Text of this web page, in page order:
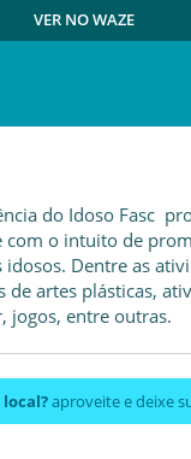
VER NO WAZE
do Idoso Fasc
com o intuito de
Dentre as
de artes plásticas,
jogos, entre outras.
aproveite e deixe